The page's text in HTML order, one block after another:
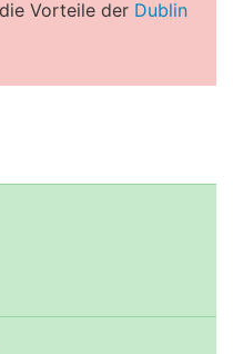
Vorteile der Dublin